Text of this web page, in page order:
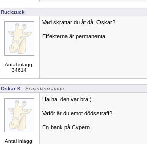
Ruckzuck
Antal inlägg:
34614
Vad skrattar du åt då, Oskar?
Effekterna är permanenta.
Oskar K - Ej medlem längre
Antal inlägg:
Ha ha, den var bra:)
Vaför är du emot dödsstraff?
En bank på Cypern.